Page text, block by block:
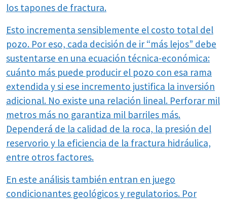
los tapones de fractura.
Esto incrementa sensiblemente el costo total del
pozo. Por eso, cada decisión de ir “más lejos” debe
sustentarse en una ecuación técnica-económica:
cuánto más puede producir el pozo con esa rama
extendida y si ese incremento justifica la inversión
adicional. No existe una relación lineal. Perforar mil
metros más no garantiza mil barriles más.
Dependerá de la calidad de la roca, la presión del
reservorio y la eficiencia de la fractura hidráulica,
entre otros factores.
En este análisis también entran en juego
condicionantes geológicos y regulatorios. Por